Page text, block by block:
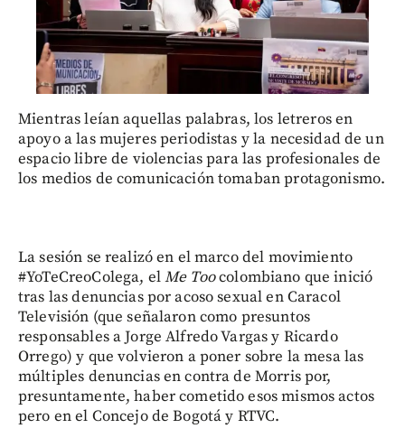
Mientras leían aquellas palabras, los letreros en
apoyo a las mujeres periodistas y la necesidad de un
espacio libre de violencias para las profesionales de
los medios de comunicación tomaban protagonismo.
La sesión se realizó en el marco del movimiento
#YoTeCreoColega, elMe Toocolombiano que inició
tras las denuncias por acoso sexual en Caracol
Televisión (que señalaron como presuntos
responsables a Jorge Alfredo Vargas y Ricardo
Orrego) y que volvieron a poner sobre la mesa las
múltiples denuncias en contra de Morris por,
presuntamente, haber cometido esos mismos actos
pero en el Concejo de Bogotá y RTVC.